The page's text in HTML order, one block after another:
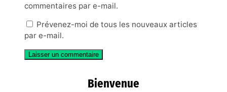
commentaires par e-mail.
Prévenez-moi de tous les nouveaux articles
par e-mail.
Bienvenue